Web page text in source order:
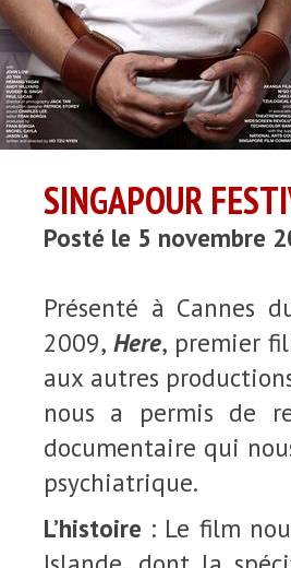
SINGAPOUR
Posté le 5 novembre
Présenté à Cannes
2009, Here, premier
aux autres
nous a permis de
documentaire qui
psychiatrique.
L’histoire : Le film